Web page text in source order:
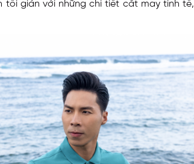
tối giản với những chi tiết cắt may tinh